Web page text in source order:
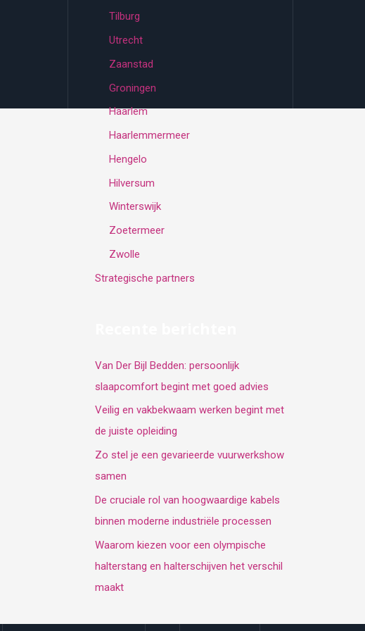
Tilburg
Utrecht
Zaanstad
Groningen
Haarlem
Haarlemmermeer
Hengelo
Hilversum
Winterswijk
Zoetermeer
Zwolle
Strategische partners
Van Der Bijl Bedden: persoonlijk
slaapcomfort begint met goed advies
Veilig en vakbekwaam werken begint met
de juiste opleiding
Zo stel je een gevarieerde vuurwerkshow
samen
De cruciale rol van hoogwaardige kabels
binnen moderne industriële processen
Waarom kiezen voor een olympische
halterstang en halterschijven het verschil
maakt